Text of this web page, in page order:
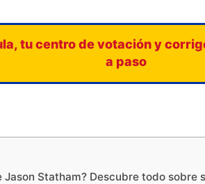
tu centro de votación y
a paso
Jason Statham? Descubre todo sobre